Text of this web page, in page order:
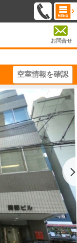
お問合せ
空室情報を確認